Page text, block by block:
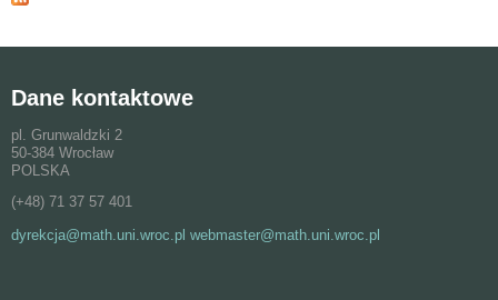
Dane kontaktowe
pl. Grunwaldzki 2
50-384 Wrocław
POLSKA
(+48) 71 37 57 401
dyrekcja@math.uni.wroc.pl webmaster@math.uni.wroc.pl